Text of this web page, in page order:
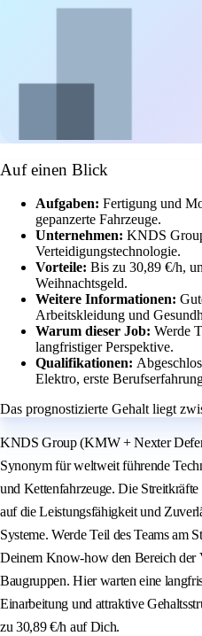
Auf einen Blick
Aufgaben: Fertigung und
gepanzerte Fahrzeuge.
Unternehmen: KNDS
Verteidigungstechnologie.
Vorteile: Bis zu 30,89 €/h,
Weihnachtsgeld.
Weitere Informationen:
Arbeitskleidung und
Warum dieser Job: Werde
langfristiger Perspektive.
Qualifikationen:
Elektro, erste
Das prognostizierte Gehalt liegt
KNDS Group (KMW + Nexter
Synonym für weltweit führende
und Kettenfahrzeuge. Die
auf die Leistungsfähigkeit und
Systeme. Werde Teil des Teams am
Deinem Know-how den Bereich der
Baugruppen. Hier warten eine
Einarbeitung und attraktive
zu 30,89 €/h auf Dich.